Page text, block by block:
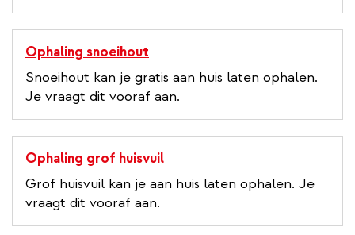
Ophaling snoeihout
Snoeihout kan je gratis aan huis laten ophalen.
Je vraagt dit vooraf aan.
Ophaling grof huisvuil
Grof huisvuil kan je aan huis laten ophalen. Je
vraagt dit vooraf aan.